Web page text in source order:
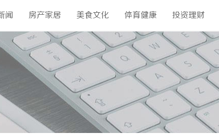
闻 房产家居 美食文化 体育健康 投资理财